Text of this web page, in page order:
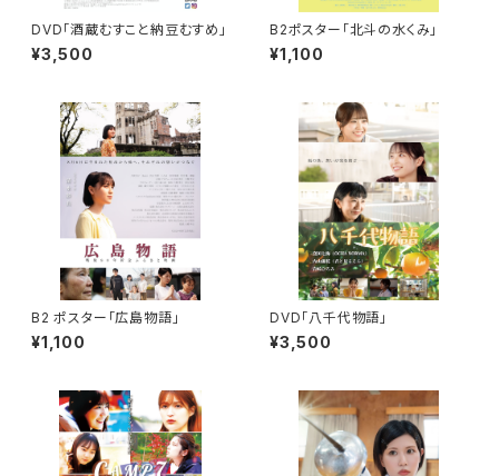
DVD「酒蔵むすこと納豆むすめ」
¥3,500
B2ポスター「北斗の水くみ」
¥1,100
B2 ポスター「広島物語」
¥1,100
DVD「八千代物語」
¥3,500